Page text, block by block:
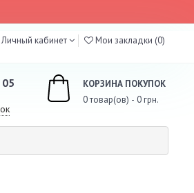
Личный кабинет Мои закладки (0)
КОРЗИНА ПОКУПОК
0 товар(ов) - 0 грн.